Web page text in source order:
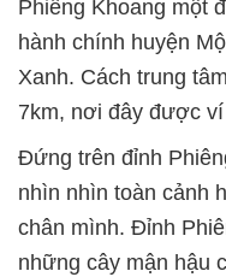
Phiêng Khoang một
hành chính huyện
Xanh. Cách trung
7km, nơi đây được
Đứng trên đỉnh
nhìn nhìn toàn cảnh
chân mình. Đỉnh
những cây mận hậu